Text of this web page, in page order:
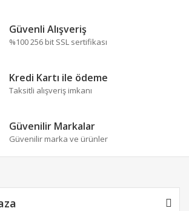
eksik bilgiler bulunuyor.
diğer sitelerden daha pahalı.
farklı alternatifler olmalı.
Güvenli Alışveriş
%100 256 bit SSL sertifikası
Kredi Kartı ile ödeme
Taksitli alışveriş imkanı
Güvenilir Markalar
Güvenilir marka ve ürünler